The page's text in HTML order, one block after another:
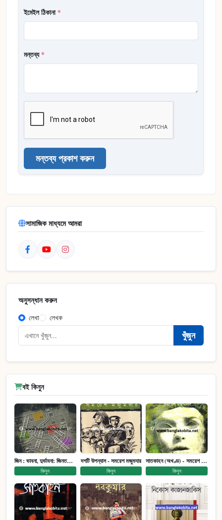
ইমেইল ঠিকানা*
মন্তব্য*
মন্তব্য প্রকাশ করুন
সামাজিক মাধ্যমে আমরা
অনুসন্ধান করুন
লেখা লেখক
খুঁজুন
বই কিনুন
জিন : ভাবনা, দুর্ভাবনা: জিনতত্ত্ব সমাজ ইতিহাস (পেপারব্যাক)
কিনুন
দশটি উপন্যাস - সমরেশ মজুমদার
কিনুন
সাতকাহন (অখণ্ড) - সমরেশ মজুমদার
কিনুন